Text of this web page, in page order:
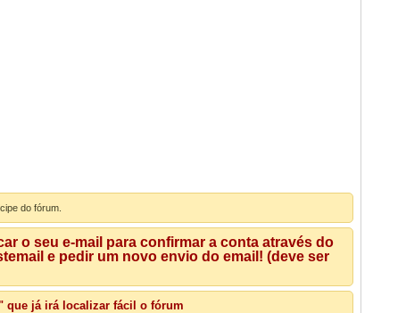
do fórum.
o seu e-mail para confirmar a conta através do
e pedir um novo envio do email! (deve ser
que já irá localizar fácil o fórum